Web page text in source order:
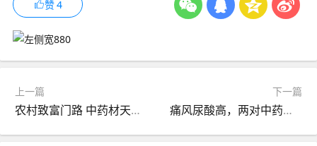
赞4
上一篇
农村致富门路 中药材天麻栽培技术要领
下一篇
痛风尿酸高，两对中药用好：一对主清热祛湿，一对健脾利水降尿酸